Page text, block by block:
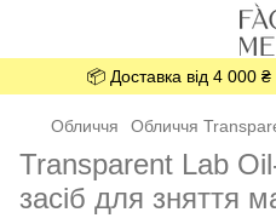
📦 Доставка від 4
Обличчя Обличчя
Transparent Lab
засіб для зняття